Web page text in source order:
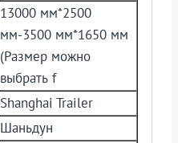
13000 мм*2500
мм-3500 мм*1650 мм
(Размер можно
выбрать f
Shanghai Trailer
Шаньдун